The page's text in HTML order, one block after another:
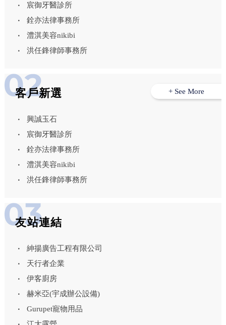
宸御牙醫診所
銓亦法律事務所
澧淇美容nikibi
洪任鋒律師事務所
客戶新選
興誠玉石
宸御牙醫診所
銓亦法律事務所
澧淇美容nikibi
洪任鋒律師事務所
+ See More
友站連結
紳揚廣告工程有限公司
天行者企業
伊客廚房
赫米亞(宇成辦公設備)
Gurupet寵物用品